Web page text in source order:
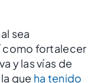
sea
como fortalecer
y las vías de
que ha tenido